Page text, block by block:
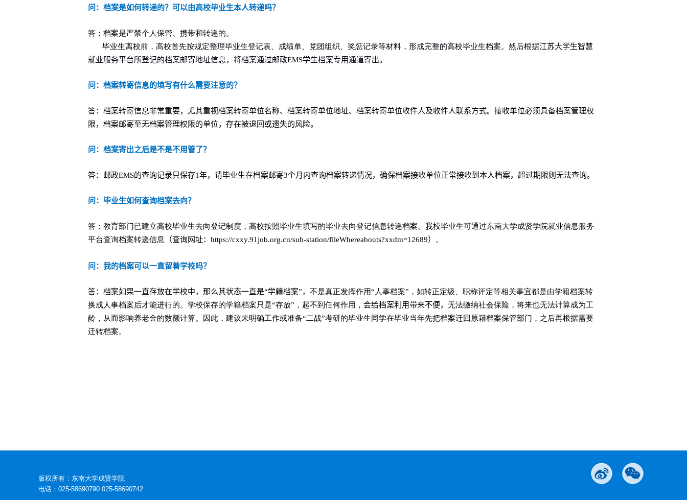
问：档案是如何转递的？可以由高校毕业生本人转递吗？
答：档案是严禁个人保管、携带和转递的。
毕业生离校前，高校首先按规定整理毕业生登记表、成绩单、党团组织、奖惩记录等材料，形成完整的高校毕业生档案。然后根据江苏大学生智慧
就业服务平台所登记的档案邮寄地址信息，将档案通过邮政EMS学生档案专用通道寄出。
问：档案转寄信息的填写有什么需要注意的？
答：档案转寄信息非常重要，尤其重视档案转寄单位名称、档案转寄单位地址、档案转寄单位收件人及收件人联系方式。接收单位必须具备档案管理权
限，档案邮寄至无档案管理权限的单位，存在被退回或遗失的风险。
问：档案寄出之后是不是不用管了？
答：邮政EMS的查询记录只保存1年，请毕业生在档案邮寄3个月内查询档案转递情况，确保档案接收单位正常接收到本人档案，超过期限则无法查询。
问：毕业生如何查询档案去向？
答：教育部门已建立高校毕业生去向登记制度，高校按照毕业生填写的毕业去向登记信息转递档案。 我校毕业生可通过东南大学成贤学院就业信息服务
平台查询档案转递信息
（查询网址： https://cxxy.91job.org.cn/sub-station/fileWhereabouts?xxdm=12689） 。
问：我的档案可以一直留着学校吗？
答：档案如果一直存放在学校中，那么其状态一直是“学籍档案”， 不是真正发挥作用“人事档案”，如转正定级、职称评定等相关事宜都是由学籍档案转
换成人事档案后才能进行的。学校保存的学籍档案只是“存放”，起不到任何作用， 会给档案利用带来不便， 无法缴纳社会保险，将来也无法计算成为工
龄，从而影响养老金的数额计算。因此，建议未明确工作或准备“二战”考研的毕业生同学在毕业当年先把档案迁回原籍档案保管部门，之后再根据需要
迁转档案。
版权所有：东南大学成贤学院
电话：025-58690790 025-58690742